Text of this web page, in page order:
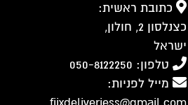
כתובת ראשית:
כצנלסון 2, חולון,
ישראל
טלפון: 050-8122250
מייל לפניות: